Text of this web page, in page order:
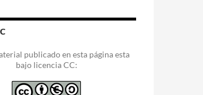
publicado en esta página esta
bajo licencia CC: